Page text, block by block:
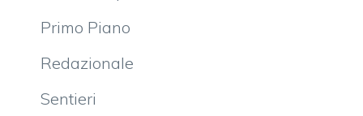
Primo Piano
Redazionale
Sentieri